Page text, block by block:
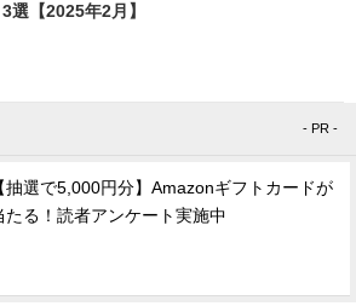
選【2025年2月】
- PR -
抽選で5,000円分】Amazonギフトカードが
たる！読者アンケート実施中